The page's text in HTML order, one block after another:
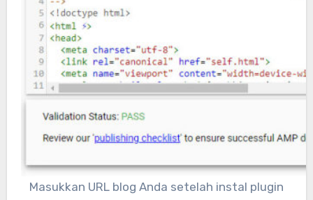
Masukkan URL blog Anda setelah instal plugin